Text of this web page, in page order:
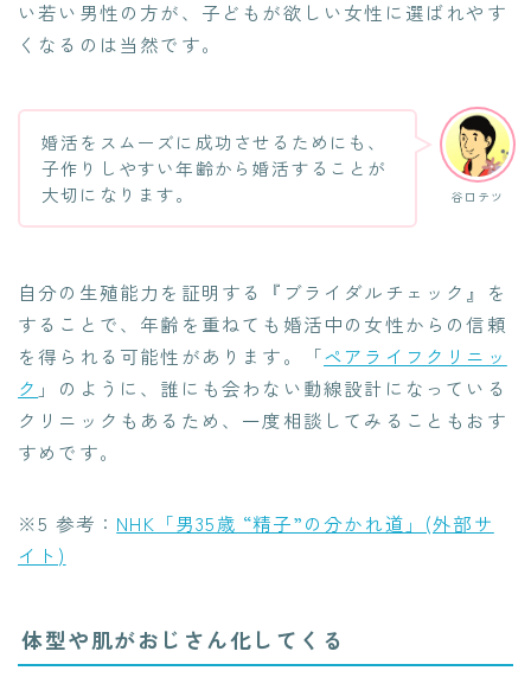
い若い男性の方が、子どもが欲しい女性に選ばれやす
くなるのは当然です。
谷口テツ
婚活をスムーズに成功させるためにも、
子作りしやすい年齢から婚活することが
大切になります。
自分の生殖能力を証明する『ブライダルチェック』を
することで、年齢を重ねても婚活中の女性からの信頼
を得られる可能性があります。「ペアライフクリニッ
ク 」のように、誰にも会わない動線設計になっている
クリニックもあるため、一度相談してみることもおす
すめです。
※5 参考： NHK「男35歳 “精子”の分かれ道」(外部サ
イト)
体型や肌がおじさん化してくる